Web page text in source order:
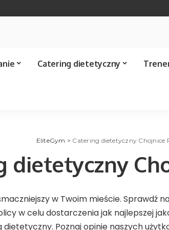
Catering dietetyczny
EliteGym > Catering dietetyczny Chojnice
dietetyczny
w Twoim mieście. Sprawdź
w celu dostarczenia jak najlepszej
Poznaj opinie naszych